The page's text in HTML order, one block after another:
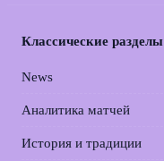
Классические разделы
News
Аналитика матчей
История и традиции